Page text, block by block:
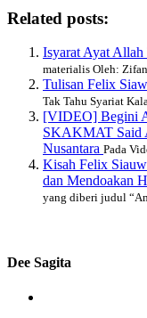
Related posts:
Isyarat Ayat
materialis Oleh:
Tulisan Felix
Tak Tahu Syariat
[VIDEO] Begini
SKAKMAT Said
Nusantara Pada
Kisah Felix
dan Mendoakan
yang diberi judul
Dee Sagita